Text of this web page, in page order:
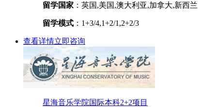
留学国家 ：英国,美国,澳大利亚,加拿大,新西兰
留学模式 ：1+3/4,1+2/1,2+2/3
查看详情立即咨询
星海音乐学院国际本科2+2项目